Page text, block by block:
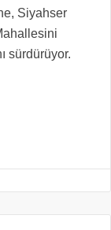
Siyahser
sürdürüyor.